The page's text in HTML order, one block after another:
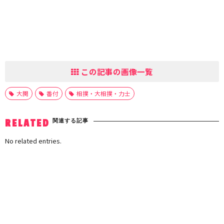
この記事の画像一覧
大関 番付 相撲・大相撲・力士
RELATED 関連する記事
No related entries.